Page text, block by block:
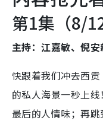
第1集（8/12
主持：江嘉敏、倪
快跟着我们冲去西
的私人海景一秒上
最后的人情味；再